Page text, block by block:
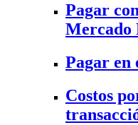
Pagar
Mercado
Pagar en
Costos